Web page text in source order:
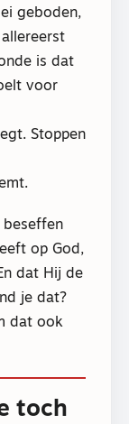
geboden,
is dat
voor
Stoppen
beseffen
op God,
dat Hij de
je dat?
dat ook
toch